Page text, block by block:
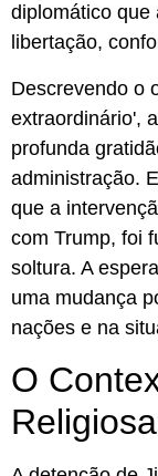
diplomático que
libertação,
Descrevendo o
extraordinário',
profunda
administração.
que a
com Trump, foi
soltura. A
uma mudança
nações e na
O